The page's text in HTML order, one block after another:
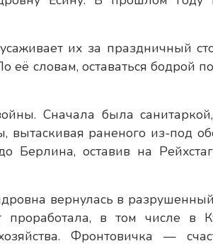
их за праздничный
её словам, оставаться бодрой
Сначала была
раненого из-под
оставив на
вернулась в
в том числе в
Фронтовичка —